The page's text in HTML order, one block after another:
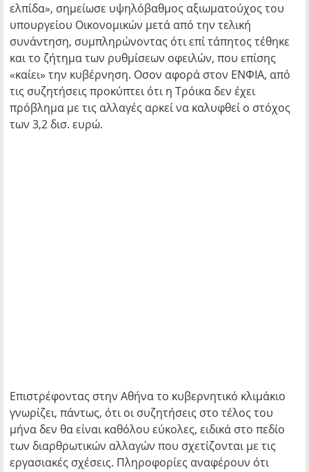
ελπίδα», σημείωσε υψηλόβαθμος αξιωματούχος του
υπουργείου Οικονομικών μετά από την τελική
συνάντηση, συμπληρώνοντας ότι επί τάπητος τέθηκε
και το ζήτημα των ρυθμίσεων οφειλών, που επίσης
«καίει» την κυβέρνηση. Οσον αφορά στον ΕΝΦΙΑ, από
τις συζητήσεις προκύπτει ότι η Τρόικα δεν έχει
πρόβλημα με τις αλλαγές αρκεί να καλυφθεί ο στόχος
των 3,2 δισ. ευρώ.
Επιστρέφοντας στην Αθήνα το κυβερνητικό κλιμάκιο
γνωρίζει, πάντως, ότι οι συζητήσεις στο τέλος του
μήνα δεν θα είναι καθόλου εύκολες, ειδικά στο πεδίο
των διαρθρωτικών αλλαγών που σχετίζονται με τις
εργασιακές σχέσεις. Πληροφορίες αναφέρουν ότι